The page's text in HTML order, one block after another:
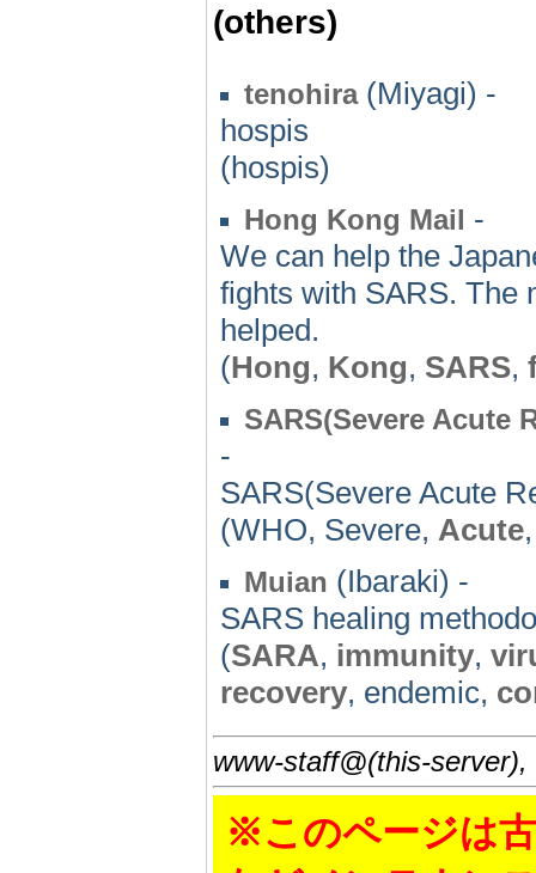
(others)
tenohira(Miyagi) -
hospis
(hospis)
Hong Kong Mail -
We can help the
fights with SARS. The
helped.
(Hong, Kong, SARS,
SARS(Severe Acute
-
SARS(Severe Acute
(WHO, Severe, Acute
Muian (Ibaraki) -
SARS healing
(SARA, immunity,
recovery, endemic,
www-staff@(this-
※このページは